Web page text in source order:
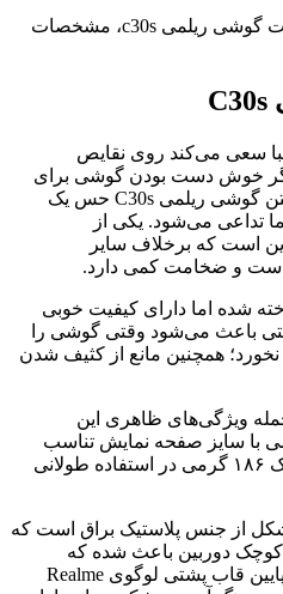
C30s
سعی می‌کند روی نقایص
خوش دست بودن گوشی برای
شما مهم است، با در دست گرفتن گوشی ریلمی C30s حس یک
می‌شود. یکی از
است که برخلاف سایر
و ضخامت کمی دارد.
شده اما دارای کیفیت خوبی
باعث می‌شود وقتی گوشی را
همچنین مانع از کثیف شدن
ویژگی‌های ظاهری این
سایز صفحه نمایش تناسب
دارند و همچنین به دلیل وزن سبک ۱۸۶ گرمی در استفاده طولانی
از جنس پلاستیک براق است که
دوربین باعث شده که
برجستگی کمی داشته باشد. در پایین قاب پشتی لوگوی Realme